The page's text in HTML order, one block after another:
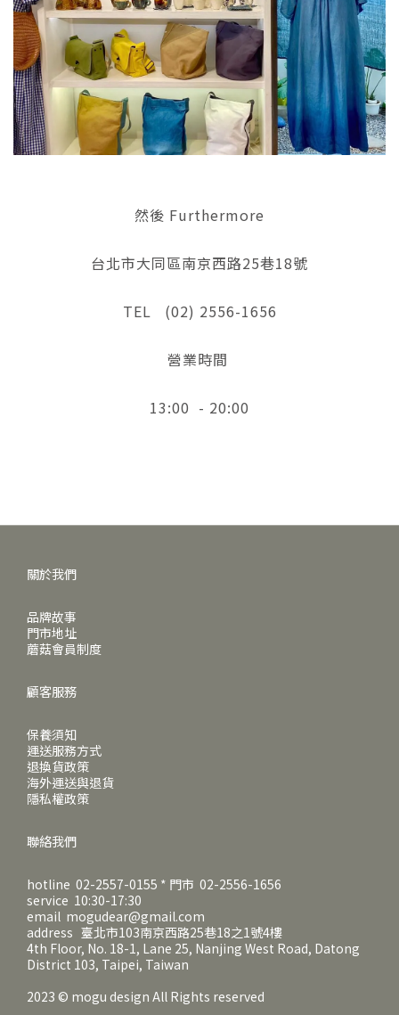
然後 Furthermore
台北市大同區南京西路25巷18號
TEL (02) 2556-1656
營業時間
13:00 - 20:00
關於我們
品牌故事
門市地址
蘑菇會員制度
顧客服務
保養須知
運送服務方式
退換貨政策
海外運送與退貨
隱私權政策
聯絡我們
hotline 02-2557-0155 * 門市 02-2556-1656
service 10:30-17:30
email mogudear@gmail.com
address 臺北市103南京西路25巷18之1號4樓
4th Floor, No. 18-1, Lane 25, Nanjing West Road, Datong
District 103, Taipei, Taiwan
2023 © mogu design All Rights reserved